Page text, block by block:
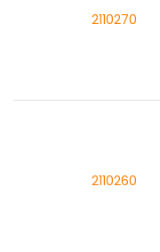
2110270
2110260